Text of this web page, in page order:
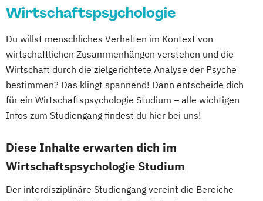
Wirtschaftspsychologie
Du willst menschliches Verhalten im Kontext von
wirtschaftlichen Zusammenhängen verstehen und die
Wirtschaft durch die zielgerichtete Analyse der Psyche
bestimmen? Das klingt spannend! Dann entscheide dich
für ein Wirtschaftspsychologie Studium – alle wichtigen
Infos zum Studiengang findest du hier bei uns!
Diese Inhalte erwarten dich im
Wirtschaftspsychologie Studium
Der interdisziplinäre Studiengang vereint die Bereiche